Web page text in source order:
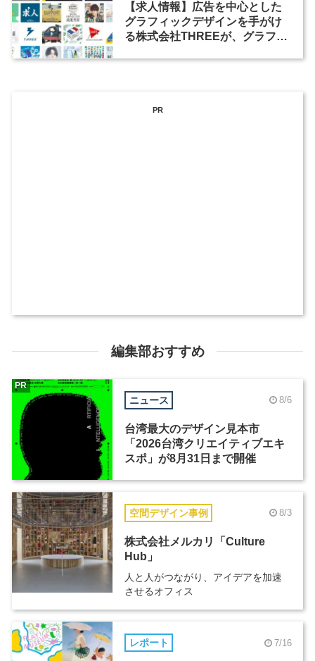
【求人情報】広告を中心とした
グラフィックデザインを手がけ
る株式会社THREEが、グラフィ
PR
編集部おすすめ
ニュース 8/6
台湾最大のデザイン見本市
「2026台湾クリエイティブエキ
スポ」が8月31日まで開催
PR
空間デザイン事例 8/3
株式会社メルカリ「Culture
Hub」
人と人がつながり、アイデアを加速
させるオフィス
レポート 7/16